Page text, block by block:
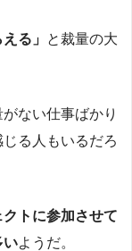
る」 と裁量の大
ない仕事ばかり
る人もいるだろ
トに参加させて
いようだ。